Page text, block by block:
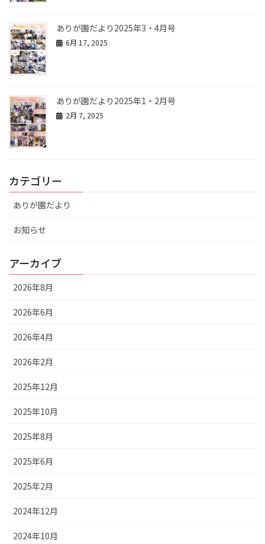
ありが園だより2025年3・4月号
6月 17, 2025
ありが園だより2025年1・2月号
2月 7, 2025
カテゴリー
ありが園だより
お知らせ
アーカイブ
2026年8月
2026年6月
2026年4月
2026年2月
2025年12月
2025年10月
2025年8月
2025年6月
2025年2月
2024年12月
2024年10月